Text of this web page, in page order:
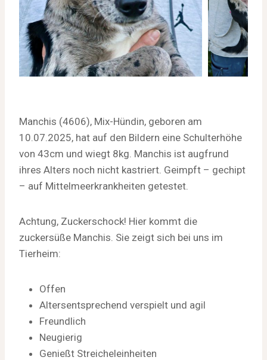
Manchis (4606), Mix-Hündin, geboren am
10.07.2025, hat auf den Bildern eine Schulterhöhe
von 43cm und wiegt 8kg. Manchis ist augfrund
ihres Alters noch nicht kastriert. Geimpft – gechipt
– auf Mittelmeerkrankheiten getestet.
Achtung, Zuckerschock! Hier kommt die
zuckersüße Manchis. Sie zeigt sich bei uns im
Tierheim:
Offen
Altersentsprechend verspielt und agil
Freundlich
Neugierig
Genießt Streicheleinheiten